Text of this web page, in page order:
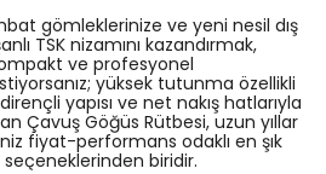
gömleklerinize ve yeni nesil dış
TSK nizamını kazandırmak,
ve profesyonel
yüksek tutunma özellikli
yapısı ve net nakış hatlarıyla
Çavuş Göğüs Rütbesi, uzun yıllar
fiyat-performans odaklı en şık
seçeneklerinden biridir.